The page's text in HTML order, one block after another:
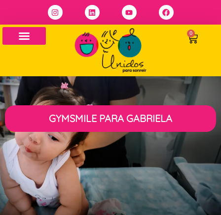
0
GYMSMILE PARA GABRIELA